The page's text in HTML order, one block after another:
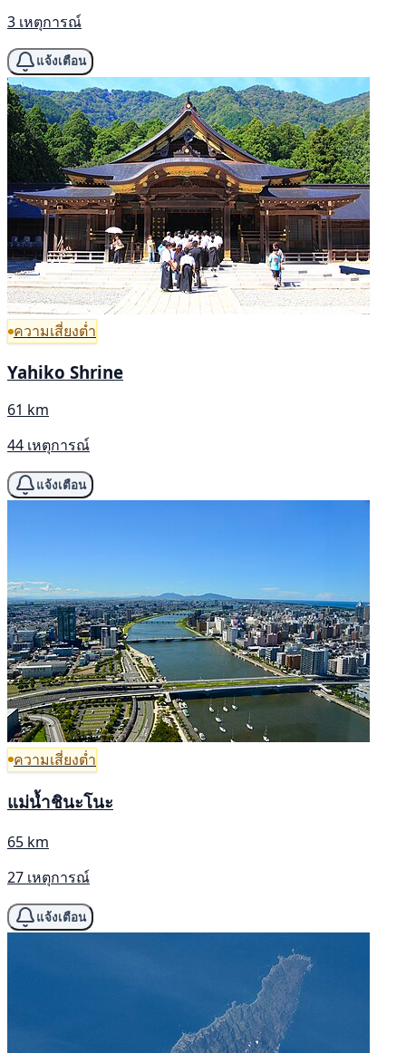
3 เหตุการณ์
แจ้งเตือน
ความเสี่ยงต่ำ
Yahiko Shrine
61 km
44 เหตุการณ์
แจ้งเตือน
ความเสี่ยงต่ำ
แม่น้ำชินะโนะ
65 km
27 เหตุการณ์
แจ้งเตือน